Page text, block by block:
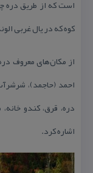
است كه از طریق
كوه كه در یال غربی
از مكان‌های معروف
احمد (حاجمد)،
دره، قرق، كندو
اشاره كرد.